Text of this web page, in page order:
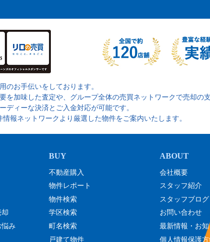
のお手伝いをしております。
加味した査定や、グループ全体の売買ネットワークで売却の
ディーな決済とご入金対応が可能です。
報ネットワークより厳選した物件をご案内いたします。
悩み
不動産購入
物件レポート
物件検索
学区検索
町名検索
戸建て物件
会社概要
スタッフ紹介
スタッフブログ
お問い合わせ
最新情報・お
個人情報保護